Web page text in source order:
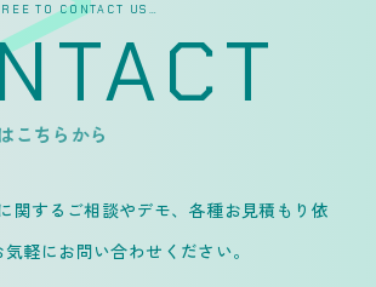
TO CONTACT US…
こちらから
関するご相談やデモ、各種お見積もり依
気軽にお問い合わせください。